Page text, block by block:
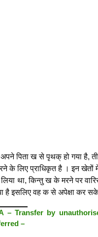
पिता ख से पृथक् हो गया है,
के लिए प्राधिकृत है । इन
था, किन्तु ख के मरने पर
है इसलिए वह क से अपेक्षा कर
– Transfer by
–